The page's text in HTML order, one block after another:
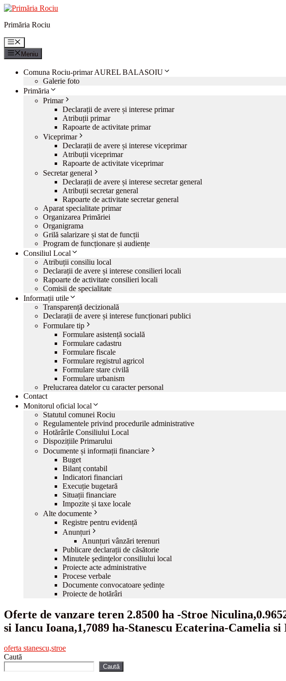
Sari
conținut
Primăria Rociu
Meniu
Meniu
Comuna Rociu-primar AUREL BALASOIU
Galerie foto
Primăria
Primar
Declarații de avere și interese primar
Atribuții primar
Rapoarte de activitate primar
Viceprimar
Declarații de avere și interese viceprimar
Atribuții viceprimar
Rapoarte de activitate viceprimar
Secretar general
Declarații de avere și interese secretar general
Atribuții secretar general
Rapoarte de activitate secretar general
Aparat specialitate primar
Organizarea Primăriei
Organigrama
Grilă salarizare și stat de funcții
Program de funcționare și audiențe
Consiliul Local
Atribuții consiliu local
Declarații de avere și interese consilieri locali
Rapoarte de activitate consilieri locali
Comisii de specialitate
Informații utile
Transparență decizională
Declarații de avere și interese funcționari publici
Formulare tip
Formulare asistență socială
Formulare cadastru
Formulare fiscale
Formulare registrul agricol
Formulare stare civilă
Formulare urbanism
Prelucrarea datelor cu caracter personal
Contact
Monitorul oficial local
Statutul comunei Rociu
Regulamentele privind procedurile administrative
Hotărârile Consiliului Local
Dispozițiile Primarului
Documente și informații financiare
Buget
Bilanț contabil
Indicatori financiari
Execuție bugetară
Situații financiare
Impozite și taxe locale
Alte documente
Registre pentru evidență
Anunțuri
Anunțuri vânzări terenuri
Publicare declarații de căsătorie
Minutele şedinţelor consiliului local
Proiecte acte administrative
Procese verbale
Documente convocatoare ședințe
Proiecte de hotărâri
Oferte de vanzare teren 2.8500 ha -Stroe
si Iancu Ioana,1,7089 ha-Stanescu Ecaterina-Camelia
oferta stanescu,stroe
Caută
Caută